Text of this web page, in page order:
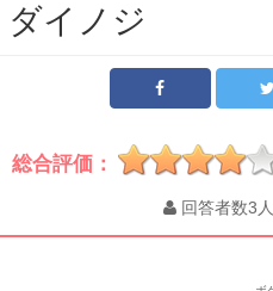
ダイノジ
総合評価：
回答者数3人